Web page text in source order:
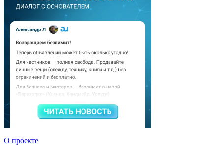
О проекте